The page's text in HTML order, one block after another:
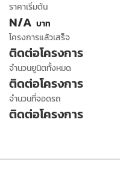
ราคาเริ่มต้น
N/A บาท
โครงการแล้วเสร็จ
ติดต่อโครงการ
จำนวนยูนิตทั้งหมด
ติดต่อโครงการ
จำนวนที่จอดรถ
ติดต่อโครงการ